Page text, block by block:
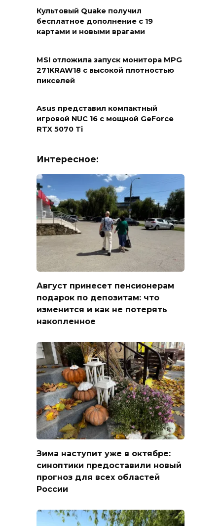
Культовый Quake получил
бесплатное дополнение с 19
картами и новыми врагами
MSI отложила запуск монитора MPG
271KRAW18 с высокой плотностью
пикселей
Asus представил компактный
игровой NUC 16 с мощной GeForce
RTX 5070 Ti
Интересное:
Август принесет пенсионерам
подарок по депозитам: что
изменится и как не потерять
накопленное
Зима наступит уже в октябре:
синоптики предоставили новый
прогноз для всех областей
России